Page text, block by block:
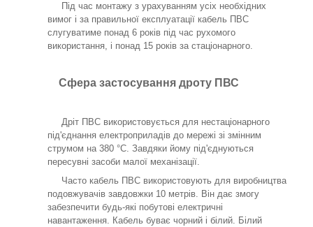
Під час монтажу з урахуванням усіх необхідних
вимог і за правильної експлуатації кабель ПВС
слугуватиме понад 6 років під час рухомого
використання, і понад 15 років за стаціонарного.
Сфера застосування дроту ПВС
Дріт ПВС використовується для нестаціонарного
під'єднання електроприладів до мережі зі змінним
струмом на 380 °C. Завдяки йому під'єднуються
пересувні засоби малої механізації.
Часто кабель ПВС використовують для виробництва
подовжувачів завдовжки 10 метрів. Він дає змогу
забезпечити будь-які побутові електричні
навантаження. Кабель буває чорний і білий. Білий